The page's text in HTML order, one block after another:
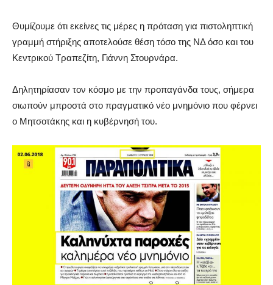
Θυμίζουμε ότι εκείνες τις μέρες η πρόταση για πιστοληπτική
γραμμή στήριξης αποτελούσε θέση τόσο της ΝΔ όσο και του
Κεντρικού Τραπεζίτη, Γιάννη Στουρνάρα.
Δηλητηρίασαν τον κόσμο με την προπαγάνδα τους, σήμερα
σιωπούν μπροστά στο πραγματικό νέο μνημόνιο που φέρνει
ο Μητσοτάκης και η κυβέρνησή του.